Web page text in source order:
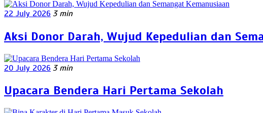
22 July 2026 3 min
Aksi Donor Darah, Wujud Kepedulian dan
20 July 2026 3 min
Upacara Bendera Hari Pertama Sekolah